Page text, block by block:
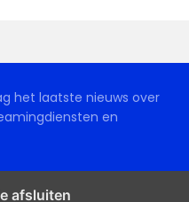
het laatste nieuws over
en
afsluiten